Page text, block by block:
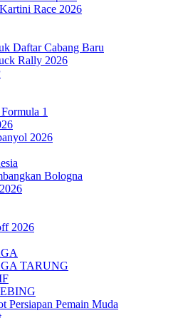
Race 2026
Daftar Cabang Baru
Rally 2026
1
2026
Bologna
2026
TARUNG
Persiapan Pemain Muda